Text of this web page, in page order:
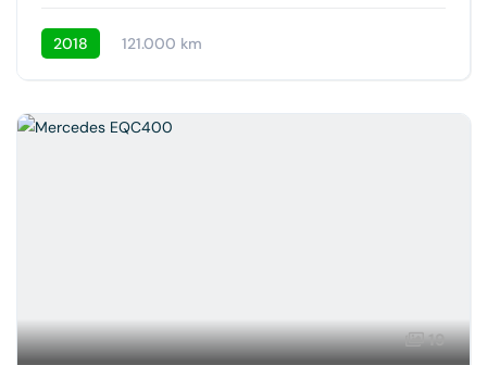
2018 121.000 km
19